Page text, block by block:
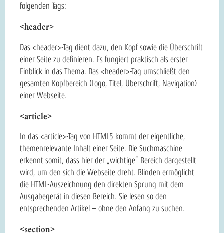
folgenden Tags:
<header>
Das <header>-Tag dient dazu, den Kopf sowie die Überschrift
einer Seite zu definieren. Es fungiert praktisch als erster
Einblick in das Thema. Das <header>-Tag umschließt den
gesamten Kopfbereich (Logo, Titel, Überschrift, Navigation)
einer Webseite.
<article>
In das <article>-Tag von HTML5 kommt der eigentliche,
themenrelevante Inhalt einer Seite. Die Suchmaschine
erkennt somit, dass hier der „wichtige“ Bereich dargestellt
wird, um den sich die Webseite dreht. Blinden ermöglicht
die HTML-Auszeichnung den direkten Sprung mit dem
Ausgabegerät in diesen Bereich. Sie lesen so den
entsprechenden Artikel – ohne den Anfang zu suchen.
<section>